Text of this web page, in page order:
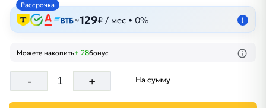
Рассрочка
≈129₽ / мес • 0% !
Можете накопить+ 28бонус
- + На сумму